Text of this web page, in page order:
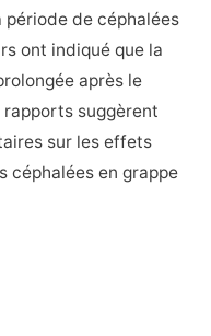
de céphalées
ont indiqué que la
après le
suggèrent
sur les effets
céphalées en grappe